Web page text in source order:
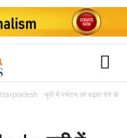
: यूपी में पर्यटन को बढ़ावा देने के